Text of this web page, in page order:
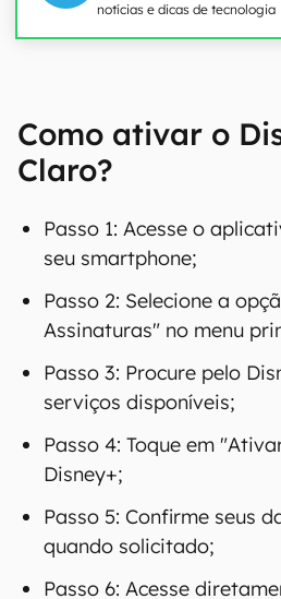
notícias e dicas de tecnologia
Como ativar o
Claro?
Passo 1: Acesse o
seu smartphone;
Passo 2: Selecione a
Assinaturas" no menu